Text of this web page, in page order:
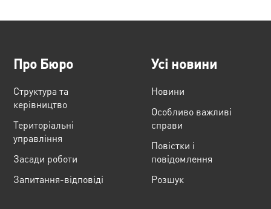
Про Бюро
Структура та
керівництво
Територіальні
управління
Засади роботи
Запитання-відповіді
Усі новини
Новини
Особливо важливі
справи
Повістки і
повідомлення
Розшук